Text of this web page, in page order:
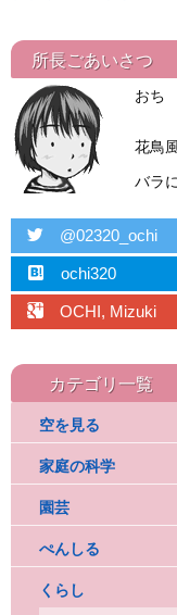
所長ごあいさつ
おち
花鳥
バラ
twitter @02320_ochi
hatebu ochi320
googleplus OCHI, Mizuki
カテゴリ一覧
空を見る
家庭の科学
園芸
ぺんしる
くらし